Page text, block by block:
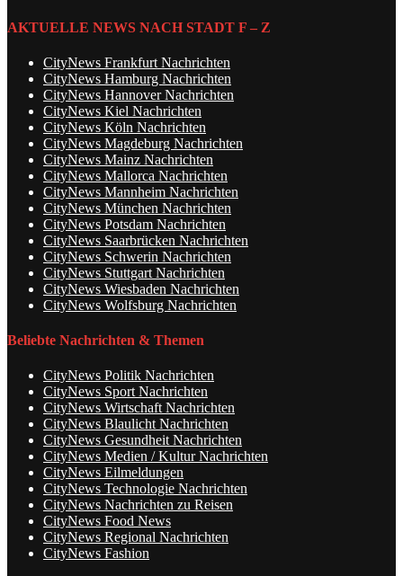
AKTUELLE NEWS NACH STADT F – Z
CityNews Frankfurt Nachrichten
CityNews Hamburg Nachrichten
CityNews Hannover Nachrichten
CityNews Kiel Nachrichten
CityNews Köln Nachrichten
CityNews Magdeburg Nachrichten
CityNews Mainz Nachrichten
CityNews Mallorca Nachrichten
CityNews Mannheim Nachrichten
CityNews München Nachrichten
CityNews Potsdam Nachrichten
CityNews Saarbrücken Nachrichten
CityNews Schwerin Nachrichten
CityNews Stuttgart Nachrichten
CityNews Wiesbaden Nachrichten
CityNews Wolfsburg Nachrichten
Beliebte Nachrichten & Themen
CityNews Politik Nachrichten
CityNews Sport Nachrichten
CityNews Wirtschaft Nachrichten
CityNews Blaulicht Nachrichten
CityNews Gesundheit Nachrichten
CityNews Medien / Kultur Nachrichten
CityNews Eilmeldungen
CityNews Technologie Nachrichten
CityNews Nachrichten zu Reisen
CityNews Food News
CityNews Regional Nachrichten
CityNews Fashion